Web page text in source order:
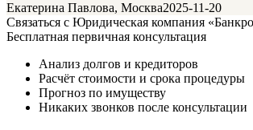
Екатерина Павлова, Москва2025-11-20
Связаться с Юридическая компания
Бесплатная первичная консультация
Анализ долгов и кредиторов
Расчёт стоимости и срока процедуры
Прогноз по имуществу
Никаких звонков после консультации